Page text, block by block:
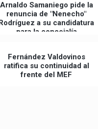
Arnaldo Samaniego pide la
renuncia de "Nenecho"
a su candidatura
para la concejalía
Fernández Valdovinos
ratifica su continuidad al
frente del MEF